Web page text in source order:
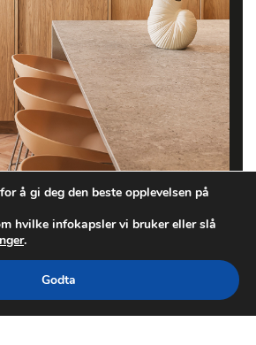
å gi deg den beste opplevelsen på
hvilke infokapsler vi bruker eller slå
.
Godta